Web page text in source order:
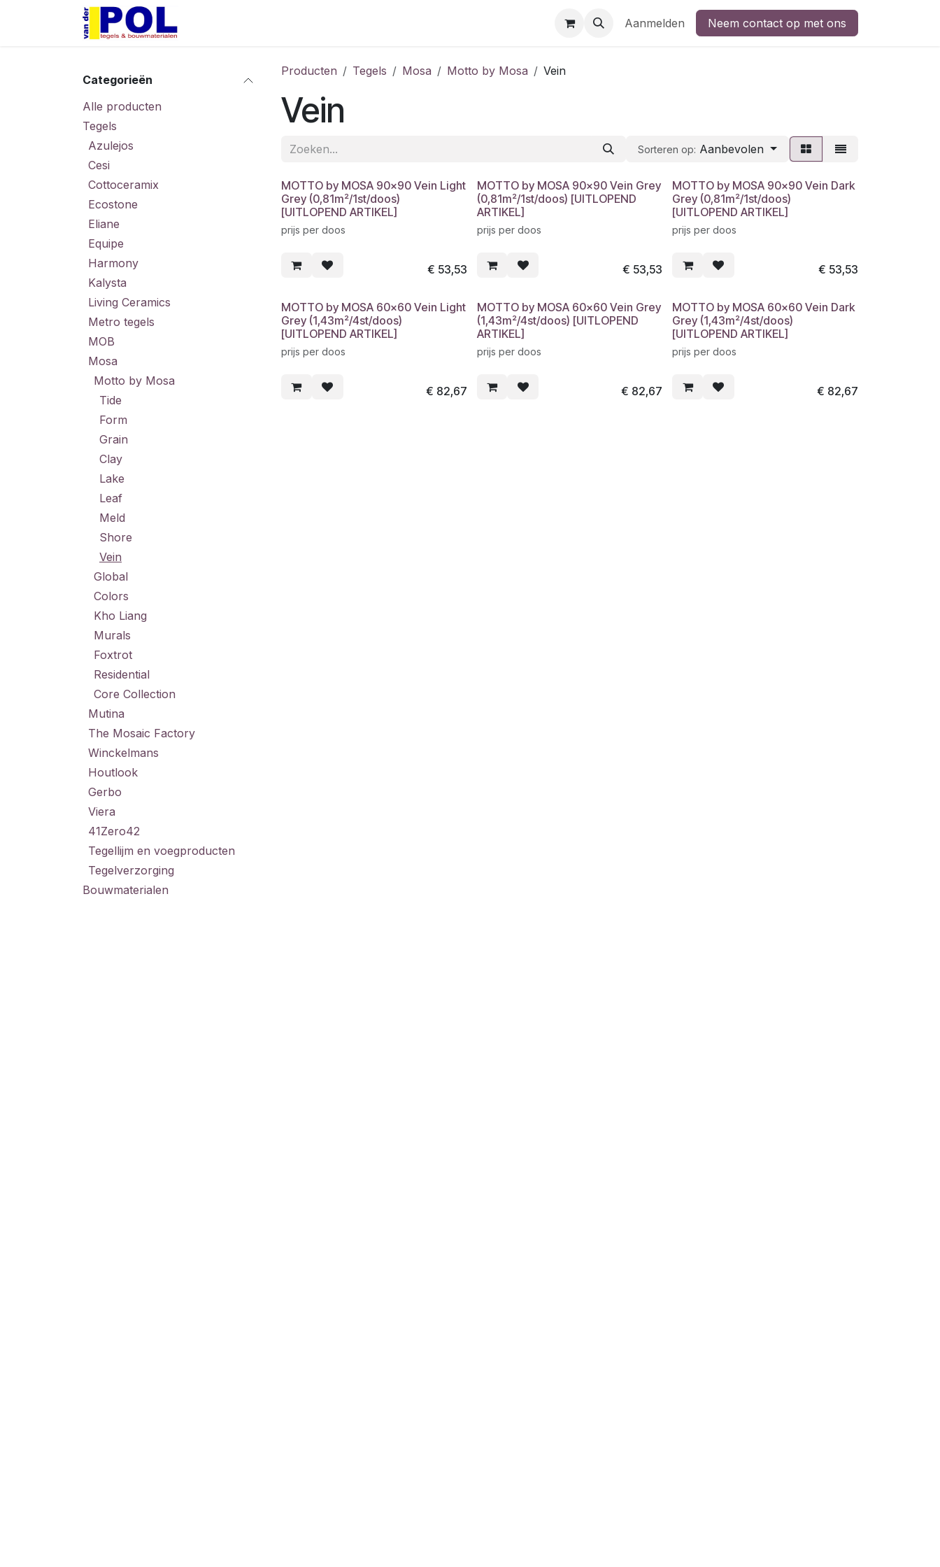
Overslaan naar inhoud
Aanmelden Neem contact op met ons
Categorieën
Alle producten
Tegels
Azulejos
Cesi
Cottoceramix
Ecostone
Eliane
Equipe
Harmony
Kalysta
Living Ceramics
Metro tegels
MOB
Mosa
Motto by Mosa
Tide
Form
Grain
Clay
Lake
Leaf
Meld
Shore
Vein
Global
Colors
Kho Liang
Murals
Foxtrot
Residential
Core Collection
Mutina
The Mosaic Factory
Winckelmans
Houtlook
Gerbo
Viera
41Zero42
Tegellijm en voegproducten
Tegelverzorging
Bouwmaterialen
Producten Tegels Mosa Motto by Mosa Vein
Vein
Sorteren op: Aanbevolen
MOTTO by MOSA 90x90 Vein Light
Grey (0,81m²/1st/doos)
[UITLOPEND ARTIKEL]
prijs per doos
€ 53,53
MOTTO by MOSA 90x90 Vein Grey
(0,81m²/1st/doos) [UITLOPEND
ARTIKEL]
prijs per doos
€ 53,53
MOTTO by MOSA 90x90 Vein Dark
Grey (0,81m²/1st/doos)
[UITLOPEND ARTIKEL]
prijs per doos
€ 53,53
MOTTO by MOSA 60x60 Vein Light
Grey (1,43m²/4st/doos)
[UITLOPEND ARTIKEL]
prijs per doos
€ 82,67
MOTTO by MOSA 60x60 Vein Grey
(1,43m²/4st/doos) [UITLOPEND
ARTIKEL]
prijs per doos
€ 82,67
MOTTO by MOSA 60x60 Vein Dark
Grey (1,43m²/4st/doos)
[UITLOPEND ARTIKEL]
prijs per doos
€ 82,67